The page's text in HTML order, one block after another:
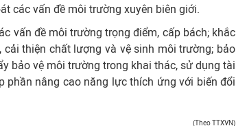
các vấn đề môi trường xuyên biên giới.
vấn đề môi trường trọng điểm, cấp bách; khắc
thiện chất lượng và vệ sinh môi trường; bảo
bảo vệ môi trường trong khai thác, sử dụng tài
phần nâng cao năng lực thích ứng với biến đổi
(Theo TTXVN)